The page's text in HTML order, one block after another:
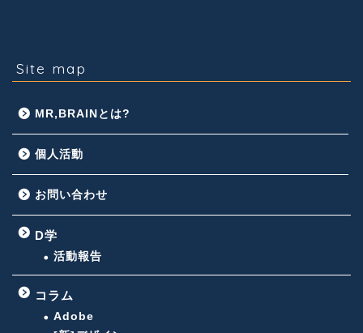
Site map
MR,BRAINとは?
個人活動
お問い合わせ
D学
活動報告
コラム
Adobe